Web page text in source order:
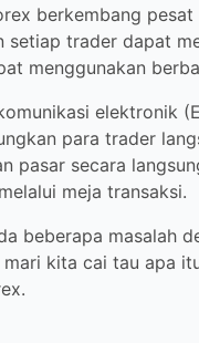
berkembang pesat
dapat membeli dan
berbagai cara
elektronik
ke pasar,
percaya bahwa
kita cai tau apa itu